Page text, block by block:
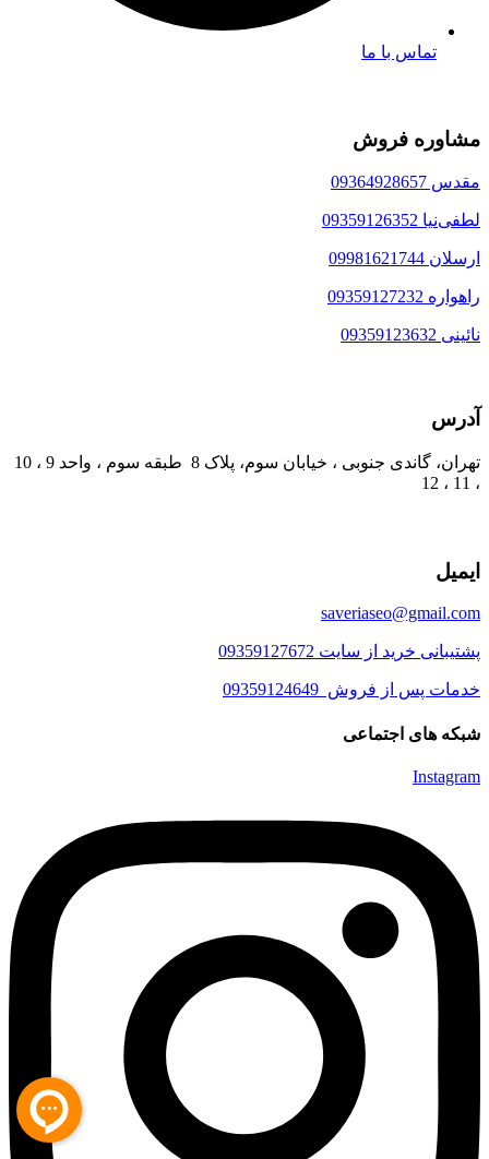
تماس با ما
مشاوره فروش
مقدس 09364928657
لطفی‌نیا 09359126352
ارسلان 09981621744
راهواره 09359127232
نائینی 09359123632
آدرس
تهران، گاندی جنوبی ، خیابان سوم، پلاک 8 طبقه سوم ، واحد 9 ، 10
، 11 ، 12
ایمیل
saveriaseo@gmail.com
پشتیبانی خرید از سایت 09359127672
خدمات پس از فروش 09359124649
شبکه های اجتماعی
Instagram